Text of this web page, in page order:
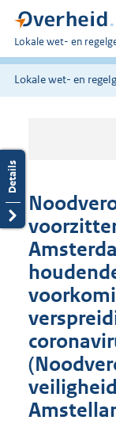
U
bent
hier:
Lokale wet- en
Lokale wet- en